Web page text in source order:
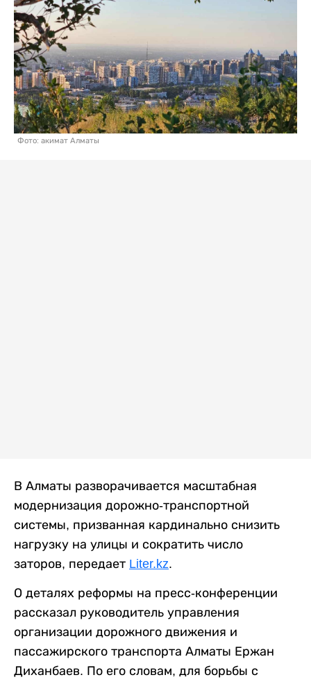
Фото: акимат Алматы
В Алматы разворачивается масштабная
модернизация дорожно-транспортной
системы, призванная кардинально снизить
нагрузку на улицы и сократить число
заторов, передает Liter.kz.
О деталях реформы на пресс-конференции
рассказал руководитель управления
организации дорожного движения и
пассажирского транспорта Алматы Ержан
Диханбаев. По его словам, для борьбы с